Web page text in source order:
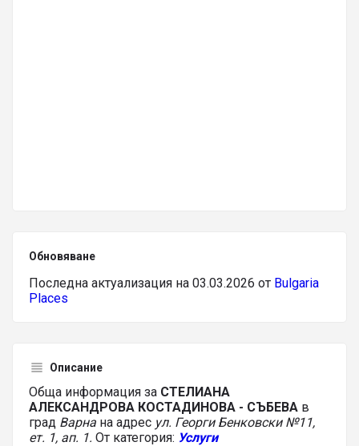
Обновяване
Последна актуализация на 03.03.2026 от Bulgaria
Places
Описание
Обща информация за СТЕЛИАНА
АЛЕКСАНДРОВА КОСТАДИНОВА - СЪБЕВА в
град Варна на адрес ул. Георги Бенковски №11,
ет. 1, ап. 1. От категория: Услуги